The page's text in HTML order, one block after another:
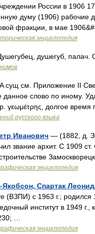
России в 1906
думу (1906) рабочие
фракции, в мае
энциклопедия
душегуб, палач.
сущ см. Приложение II
данное слово по иному.
γεωμέτρης, долгое
русского языка
Иванович — (1882, д.
звание архит. С 1909
энциклопедия
Спартак
(ВЗПИ) с 1963 г.; родился
институт в 1949
…
энциклопедия